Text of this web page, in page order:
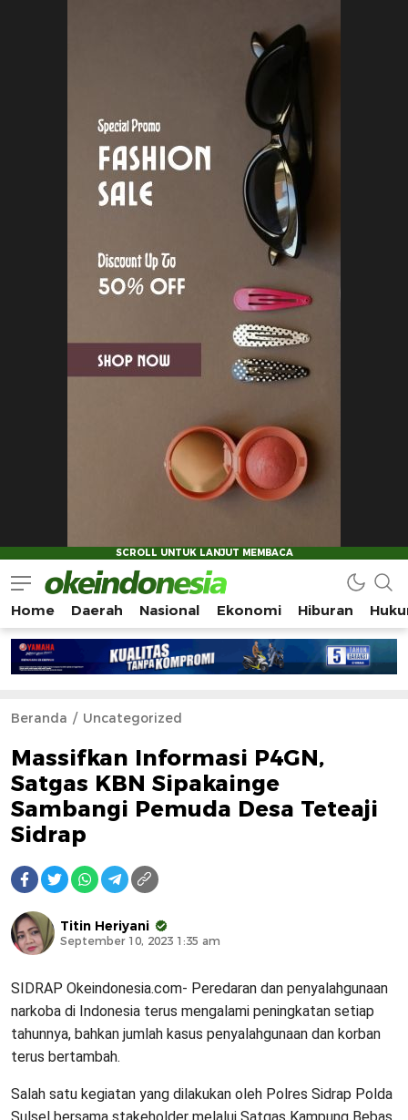
Okeindonesia.Online
Mengonlinekan Indonesia Secara Utuh
Home Daerah Nasional Ekonomi Hiburan
Beranda Uncategorized
Massifkan Informasi P4GN,
Satgas KBN Sipakainge
Sambangi Pemuda Desa Teteaji
Sidrap
Titin Heriyani
September 10, 2023 1:35 am
SIDRAP Okeindonesia.com- Peredaran dan penyalahgunaan
narkoba di Indonesia terus mengalami peningkatan setiap
tahunnya, bahkan jumlah kasus penyalahgunaan dan korban
terus bertambah.
Salah satu kegiatan yang dilakukan oleh Polres Sidrap Polda